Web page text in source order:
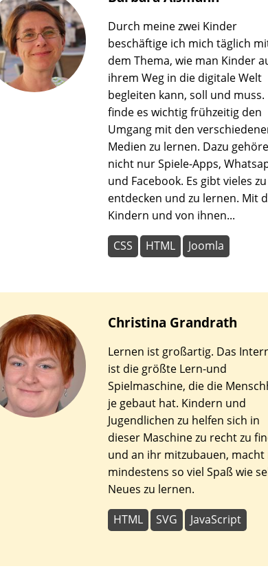
werden
lassen.
Durch meine zwei Kinder
beschäftige ich mich täglich
dem Thema, wie man Kinder
ihrem Weg in die digitale Welt
begleiten kann, soll und muss.
finde es wichtig frühzeitig den
Umgang mit den
Medien zu lernen. Dazu
nicht nur Spiele-Apps,
und Facebook. Es gibt vieles zu
entdecken und zu lernen. Mit
Kindern und von ihnen...
CSS HTML Joomla
Christina Grandrath
Lernen ist großartig. Das
ist die größte Lern-und
Spielmaschine, die die
je gebaut hat. Kindern und
Jugendlichen zu helfen sich in
dieser Maschine zu recht zu
und an ihr mitzubauen,
mindestens so viel Spaß wie
Neues zu lernen.
HTML SVG JavaScript